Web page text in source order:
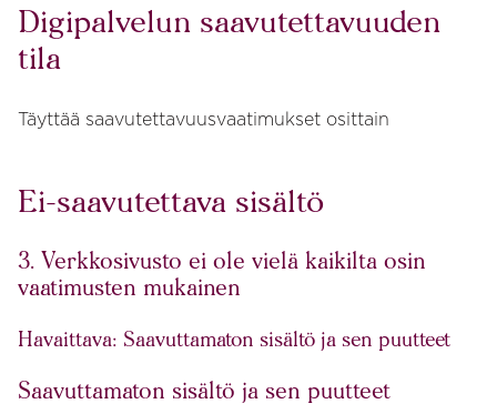
Digipalvelun saavutettavuuden
tila
Täyttää saavutettavuusvaatimukset osittain
Ei-saavutettava sisältö
3. Verkkosivusto ei ole vielä kaikilta osin
vaatimusten mukainen
Havaittava: Saavuttamaton sisältö ja sen puutteet
Saavuttamaton sisältö ja sen puutteet